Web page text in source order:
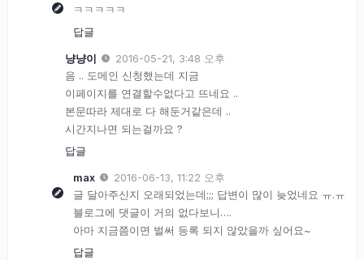
ㅋㅋㅋㅋㅋ
답글
냥냥이
2016-05-21, 3:48 오후
음 .. 도메인 신청했는데 지금
이페이지를 연결할수없다고 뜨네요 ..
본문따라 제대로 다 해둔거같은데 ..
시간지나면 되는걸까요 ?
답글
max
2016-06-13, 11:22 오후
글 달아주신지 오래되었는데;;; 답변이 많이 늦었네요 ㅠ.ㅠ
블로그에 댓글이 거의 없다보니….
아마 지금쯤이면 벌써 등록 되지 않았을까 싶어요~
답글